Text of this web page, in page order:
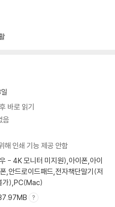
할까요?
을까요?
나야 할까요?
행동은 무엇인가요?
문은 무엇인가요?
무엇인가요?
날 수 있나요?
기면 어떻게 해야 할까요?
설명하는 것은 왜 효과가 없나요?
수 있을까요?
리고 누구에게 말해야 하나요?
는 게 사실인가요?
바로 읽기
음
해 인쇄 기능 제공 안함
- 4K 모니터 미지원),아이폰,아이
,안드로이드패드,전자책단말기(저
가),PC(Mac)